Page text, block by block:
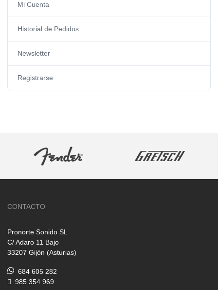
Mi Cuenta
Historial de Pedidos
Newsletter
Registrarse
CONTACTO
Pronorte Sonido SL
C/ Adaro 11 Bajo
33207 Gijón (Asturias)
684 605 282
985 354 969